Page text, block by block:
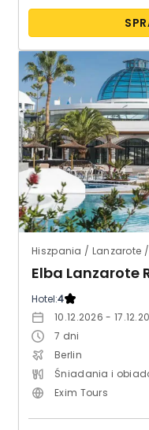
Hiszpania / Lanzarote
Elba Lanzarote
Hotel:4
10.12.2026 -
7 dni
Berlin
Śniadania i
Exim Tours